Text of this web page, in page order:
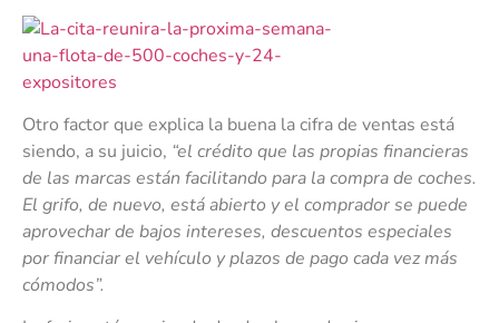
Otro factor que explica la buena la cifra de ventas está
siendo, a su juicio, “el crédito que las propias financieras
de las marcas están facilitando para la compra de coches.
El grifo, de nuevo, está abierto y el comprador se puede
aprovechar de bajos intereses, descuentos especiales
por financiar el vehículo y plazos de pago cada vez más
cómodos”.